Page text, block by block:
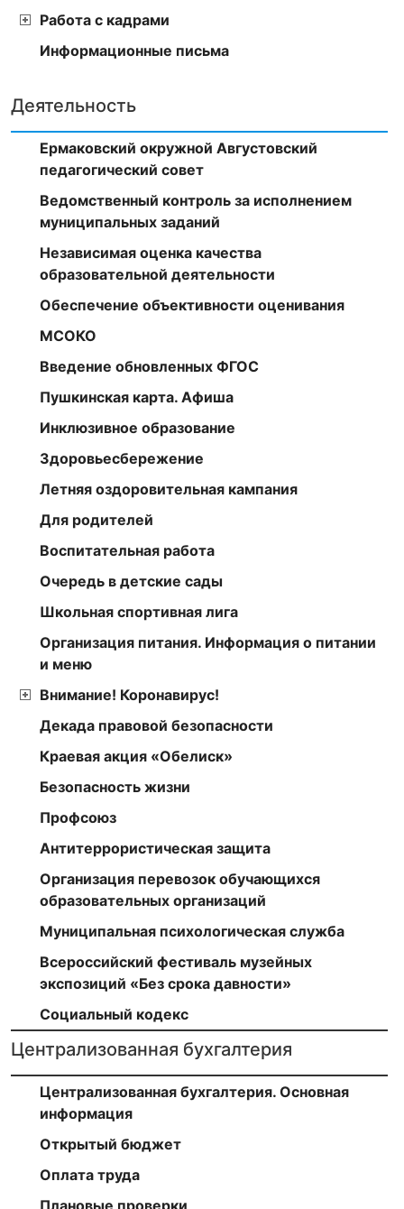
Работа с кадрами
Информационные письма
Деятельность
Ермаковский окружной Августовский
педагогический совет
Ведомственный контроль за исполнением
муниципальных заданий
Независимая оценка качества
образовательной деятельности
Обеспечение объективности оценивания
МСОКО
Введение обновленных ФГОС
Пушкинская карта. Афиша
Инклюзивное образование
Здоровьесбережение
Летняя оздоровительная кампания
Для родителей
Воспитательная работа
Очередь в детские сады
Школьная спортивная лига
Организация питания. Информация о питании
и меню
Внимание! Коронавирус!
Декада правовой безопасности
Краевая акция «Обелиск»
Безопасность жизни
Профсоюз
Антитеррористическая защита
Организация перевозок обучающихся
образовательных организаций
Муниципальная психологическая служба
Всероссийский фестиваль музейных
экспозиций «Без срока давности»
Социальный кодекс
Централизованная бухгалтерия
Централизованная бухгалтерия. Основная
информация
Открытый бюджет
Оплата труда